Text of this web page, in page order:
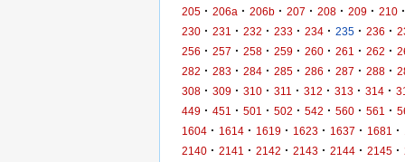
205 · 206a · 206b · 207 · 208 · 209 · 210 ·
230 · 231 · 232 · 233 · 234 · 235 · 236 ·
256 · 257 · 258 · 259 · 260 · 261 · 262 ·
282 · 283 · 284 · 285 · 286 · 287 · 288 ·
308 · 309 · 310 · 311 · 312 · 313 · 314 ·
449 · 451 · 501 · 502 · 542 · 560 · 561 ·
1604 · 1614 · 1619 · 1623 · 1637 · 1681 ·
2140 · 2141 · 2142 · 2143 · 2144 · 2145 ·